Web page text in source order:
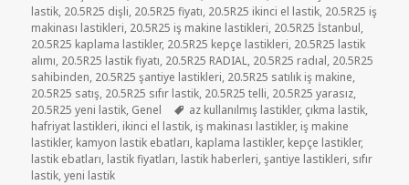
lastik, 20.5R25 dişli, 20.5R25 fiyatı, 20.5R25 ikinci el lastik, 20.5R25 iş
makinası lastikleri, 20.5R25 iş makine lastikleri, 20.5R25 İstanbul,
20.5R25 kaplama lastikler, 20.5R25 kepçe lastikleri, 20.5R25 lastik
alımı, 20.5R25 lastik fiyatı, 20.5R25 RADIAL, 20.5R25 radıal, 20.5R25
sahibinden, 20.5R25 şantiye lastikleri, 20.5R25 satılık iş makine,
20.5R25 satış, 20.5R25 sıfır lastik, 20.5R25 telli, 20.5R25 yarasız,
20.5R25 yeni lastik, Genel Etiketler
az kullanılmış lastikler, çıkma lastik,
hafriyat lastikleri, ikinci el lastik, iş makinası lastikler, iş makine
lastikler, kamyon lastik ebatları, kaplama lastikler, kepçe lastikler,
lastik ebatları, lastik fiyatları, lastik haberleri,şantiye lastikleri, sıfır
lastik,yeni lastik